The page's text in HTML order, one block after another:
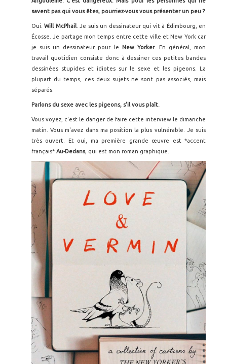
savent pas qui vous êtes, pourriez-vous vous présenter un peu ?
Oui.Will McPhail. Je suis un dessinateur qui vit à Édimbourg, en
Écosse. Je partage mon temps entre cette ville et New York car
je suis un dessinateur pour le
New Yorker. En général, mon
travail quotidien consiste donc à dessiner ces petites bandes
dessinées stupides et idiotes sur le sexe et les pigeons. La
plupart du temps, ces deux sujets ne sont pas associés, mais
séparés.
Parlons du sexe avec les pigeons, s'il vous plaît.
Vous voyez, c'est le danger de faire cette interview le dimanche
matin. Vous m'avez dans ma position la plus vulnérable. Je suis
très ouvert. Et oui, ma première grande œuvre est *accent
français* Au-Dedans, qui est mon roman graphique.